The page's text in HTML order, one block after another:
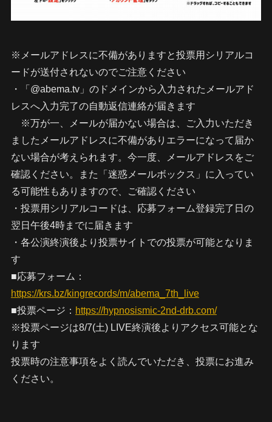
※メールアドレスに不備がありますと投票用シリアルコ
ードが送付されないのでご注意ください
・「@abema.tv」のドメインから入力されたメールアド
レスへ入力完了の自動返信連絡が届きます
※万が一、メールが届かない場合は、ご入力いただき
ましたメールアドレスに不備がありエラーになって届か
ない場合が考えられます。今一度、メールアドレスをご
確認ください。また「迷惑メールボックス」に入ってい
る可能性もありますので、ご確認ください
・投票用シリアルコードは、応募フォーム登録完了日の
翌日午後4時までに届きます
・各公演終演後より投票サイトでの投票が可能となりま
す
■応募フォーム：
https://krs.bz/kingrecords/m/abema_7th_live
■投票ページ： https://hypnosismic-2nd-drb.com/
※投票ページは8/7(土) LIVE終演後よりアクセス可能とな
ります
投票時の注意事項をよく読んでいただき、投票にお進み
ください。